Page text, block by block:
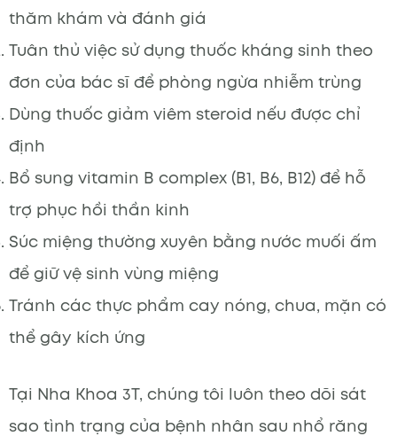
thăm khám và đánh giá
Tuân thủ việc sử dụng thuốc kháng sinh theo
đơn của bác sĩ để phòng ngừa nhiễm trùng
Dùng thuốc giảm viêm steroid nếu được chỉ
định
Bổ sung vitamin B complex (B1, B6, B12) để hỗ
trợ phục hồi thần kinh
Súc miệng thường xuyên bằng nước muối ấm
để giữ vệ sinh vùng miệng
Tránh các thực phẩm cay nóng, chua, mặn có
thể gây kích ứng
Tại Nha Khoa 3T, chúng tôi luôn theo dõi sát
sao tình trạng của bệnh nhân sau nhổ răng